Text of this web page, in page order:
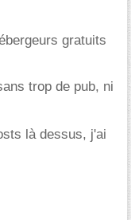
gratuits
trop de pub, ni
là dessus, j'ai